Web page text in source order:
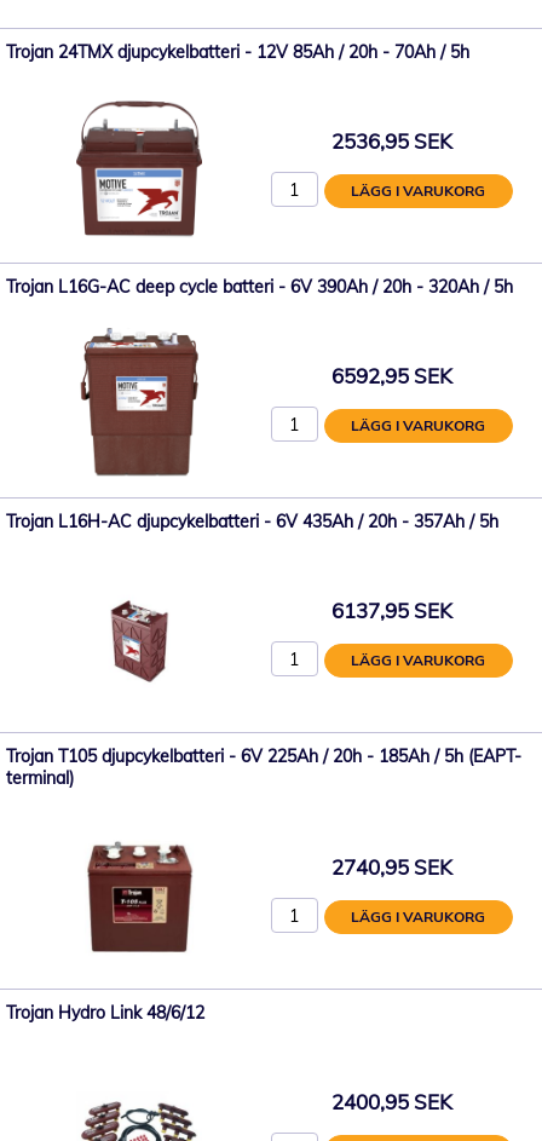
Trojan 24TMX djupcykelbatteri - 12V 85Ah / 20h - 70Ah / 5h
2536,95 SEK
LÄGG I VARUKORG
Trojan L16G-AC deep cycle batteri - 6V 390Ah / 20h - 320Ah / 5h
6592,95 SEK
LÄGG I VARUKORG
Trojan L16H-AC djupcykelbatteri - 6V 435Ah / 20h - 357Ah / 5h
6137,95 SEK
LÄGG I VARUKORG
Trojan T105 djupcykelbatteri - 6V 225Ah / 20h - 185Ah / 5h (EAPT-
terminal)
2740,95 SEK
LÄGG I VARUKORG
Trojan Hydro Link 48/6/12
2400,95 SEK